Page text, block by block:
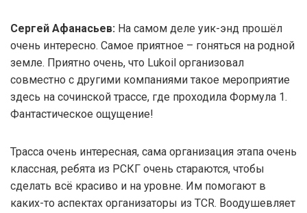
Сергей Афанасьев: На самом деле уик-энд прошёл
очень интересно. Самое приятное – гоняться на родной
земле. Приятно очень, что Lukoil организовал
совместно с другими компаниями такое мероприятие
здесь на сочинской трассе, где проходила Формула 1.
Фантастическое ощущение!
Трасса очень интересная, сама организация этапа очень
классная, ребята из РСКГ очень стараются, чтобы
сделать всё красиво и на уровне. Им помогают в
каких-то аспектах организаторы из TCR. Воодушевляет